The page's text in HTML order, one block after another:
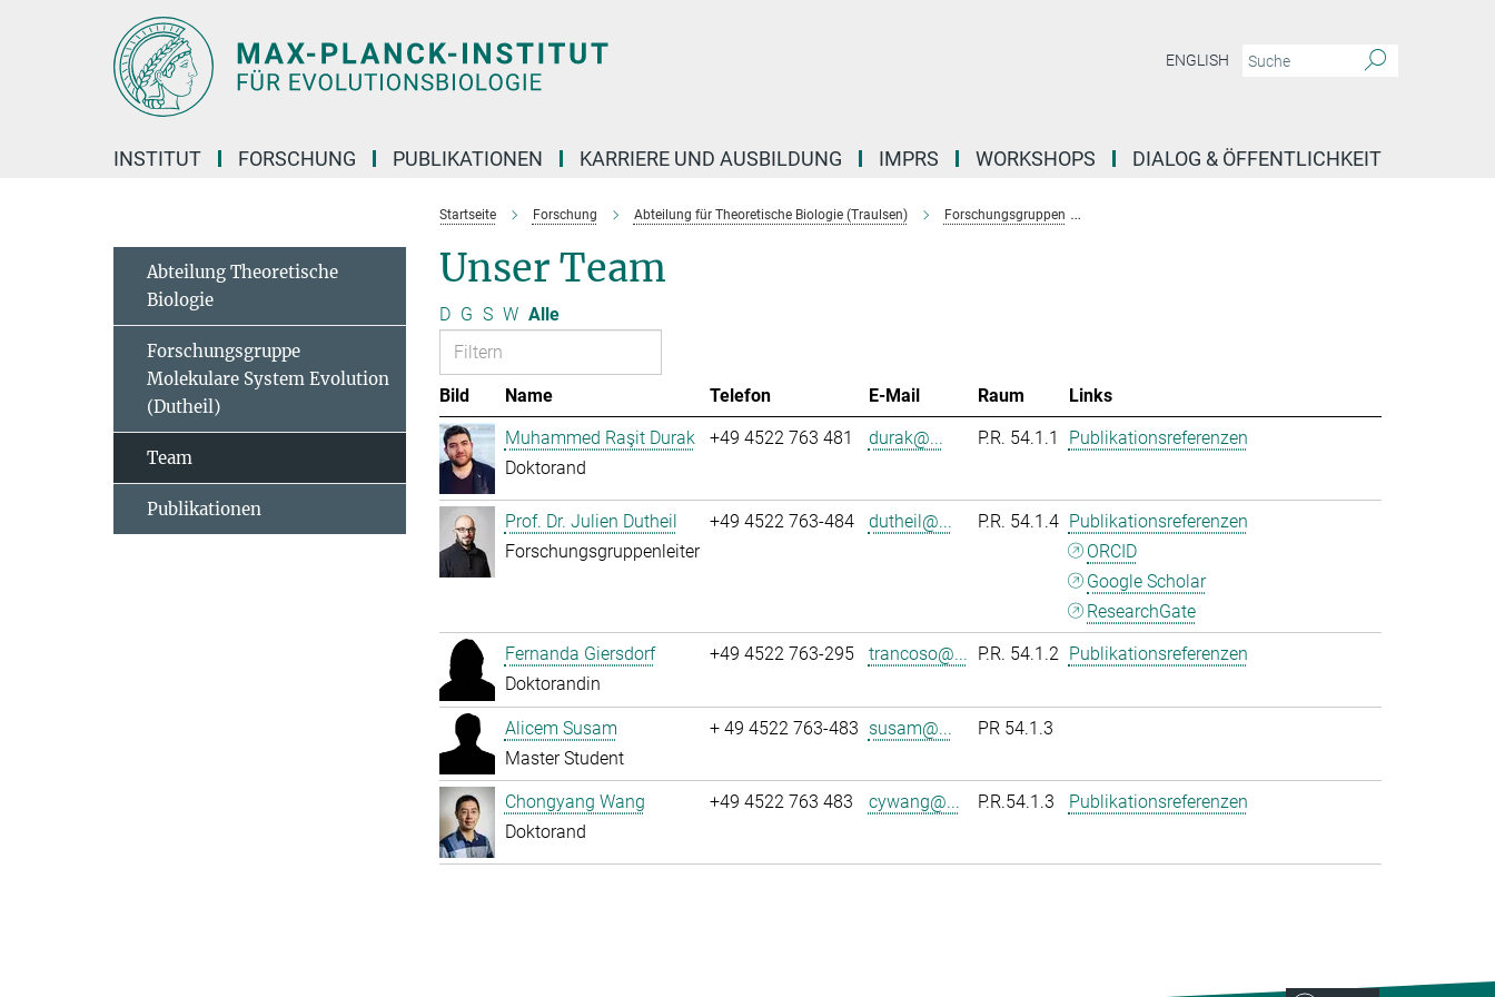
ENGLISH
INSTITUT FORSCHUNG PUBLIKATIONEN KARRIERE UND AUSBILDUNG IMPRS WORKSHOPS DIALOG & ÖFFENTLICHKEIT
Startseite Forschung Abteilung für Theoretische Biologie (Traulsen) Forschungsgruppen
Unser Team
D G S W Alle
Bild Name Telefon E-Mail Raum
Links
Muhammed Raşit Durak
Doktorand
+49 4522 763 481 durak@... P.R. 54.1.1 Publikationsreferenzen
Prof. Dr. Julien Dutheil
Forschungsgruppenleiter
+49 4522 763-484 dutheil@... P.R. 54.1.4 Publikationsreferenzen
ORCID
Google Scholar
ResearchGate
Fernanda Giersdorf
Doktorandin
+49 4522 763-295 trancoso@... P.R. 54.1.2 Publikationsreferenzen
Alicem Susam
Master Student
+ 49 4522 763-483 susam@... PR 54.1.3
Chongyang Wang
Doktorand
+49 4522 763 483 cywang@... P.R.54.1.3 Publikationsreferenzen
Abteilung Theoretische
Biologie
Forschungsgruppe
Molekulare System Evolution
(Dutheil)
Team
Publikationen